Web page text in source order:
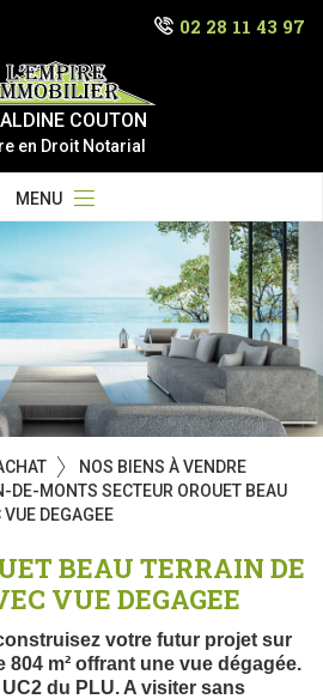
02 28 11 43 97
COUTON
en Droit Notarial
MENU
NOS BIENS À VENDRE
MONTS SECTEUR OROUET BEAU
DEGAGEE
BEAU TERRAIN DE
VUE DEGAGEE
votre futur projet sur
804 m² offrant une vue dégagée.
du PLU. A visiter sans